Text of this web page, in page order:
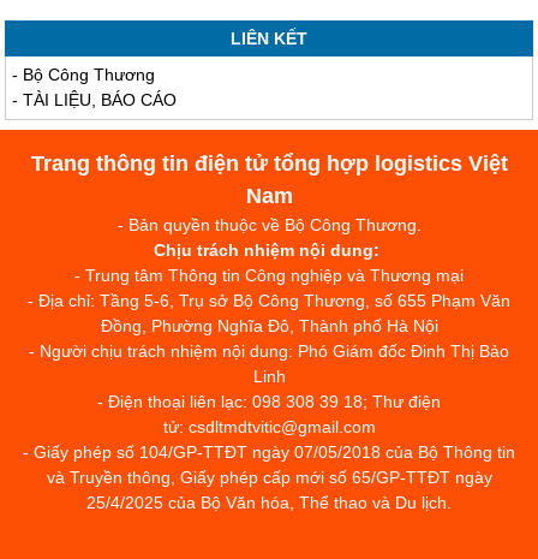
LIÊN KẾT
- Bộ Công Thương
-TÀI LIỆU, BÁO CÁO
Trang thông tin điện tử tổng hợp logistics Việt
Nam
- Bản quyền thuộc về Bộ Công Thương.
Chịu trách nhiệm nội dung:
- Trung tâm Thông tin Công nghiệp và Thương mại
- Địa chỉ: Tầng 5-6, Trụ sở Bộ Công Thương, số 655 Phạm Văn
Đồng, Phường Nghĩa Đô, Thành phố Hà Nội
- Người chịu trách nhiệm nội dung: Phó Giám đốc Đinh Thị Bảo
Linh
- Điện thoại liên lạc: 098 308 39 18; Thư điện
tử: csdltmdtvitic@gmail.com
- Giấy phép số 104/GP-TTĐT ngày 07/05/2018 của Bộ Thông tin
và Truyền thông, Giấy phép cấp mới số 65/GP-TTĐT ngày
25/4/2025 của Bộ Văn hóa, Thể thao và Du lịch.